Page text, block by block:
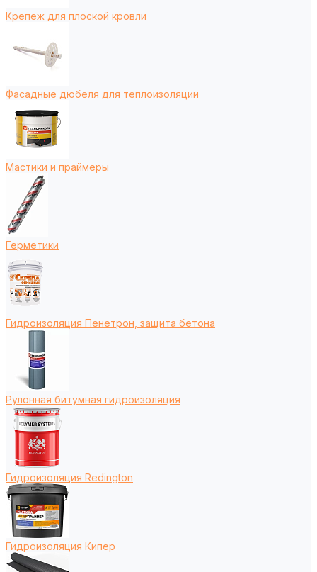
Крепеж для плоской кровли
Фасадные дюбеля для теплоизоляции
Мастики и праймеры
Герметики
Гидроизоляция Пенетрон, защита бетона
Рулонная битумная гидроизоляция
Гидроизоляция Redington
Гидроизоляция Кипер